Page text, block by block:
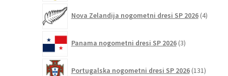
Nova Zelandija nogometni dresi SP 2026 4izdelki
Panama nogometni dresi SP 2026 3izdelki
Portugalska nogometni dresi SP 2026 131